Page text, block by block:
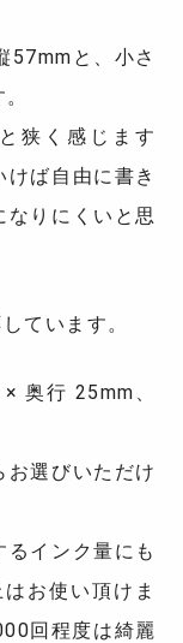
57mmと、小さ
狭く感じます
ば自由に書き
なりにくいと思
ています。
奥行 25mm、
選びいただけ
インク量にも
お使い頂けま
回程度は綺麗